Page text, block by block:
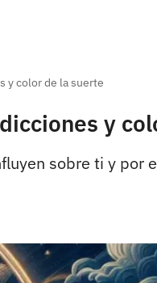
y color de la suerte
y
sobre ti y por